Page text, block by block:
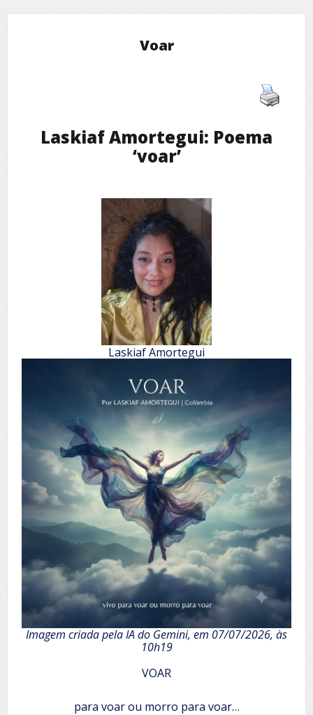
Voar
Laskiaf Amortegui: Poema
‘voar’
Laskiaf Amortegui
Imagem criada pela IA do Gemini, em 07/07/2026, às
10h19
VOAR
para voar ou morro para voar…